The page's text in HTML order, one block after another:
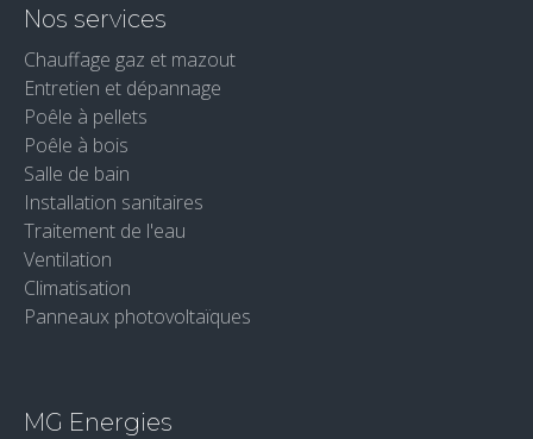
Nos services
Chauffage gaz et mazout
Entretien et dépannage
Poêle à pellets
Poêle à bois
Salle de bain
Installation sanitaires
Traitement de l'eau
Ventilation
Climatisation
Panneaux photovoltaïques
MG Energies